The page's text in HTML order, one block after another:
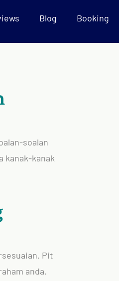
Blog Booking
soalan
kanak-kanak
Pit
anda.